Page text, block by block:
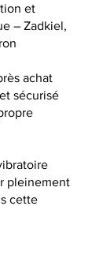
et
– Zadkiel,
achat
sécurisé
pleinement
cette